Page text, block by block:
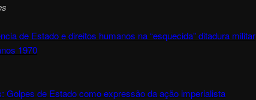
de Estado e direitos humanos na “esquecida” ditadura militar
1970
Golpes de Estado como expressão da ação imperialista